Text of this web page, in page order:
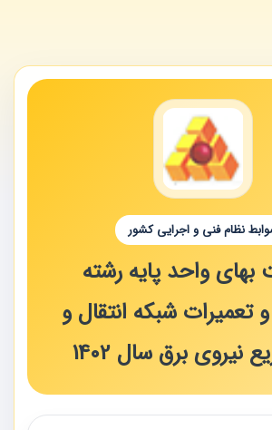
نظام فنی و اجرایی کشور
واحد پایه رشته
تعمیرات شبکه انتقال و
نیروی برق سال 1402